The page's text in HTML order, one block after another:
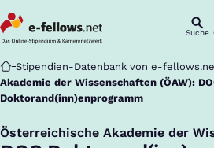
Suche
Startseite
Stipendien-Datenbank von e-
Akademie der Wissenschaften (ÖAW):
Doktorand(inn)enprogramm
Österreichische Akademie der
: